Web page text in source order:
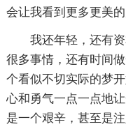
会让我看到更多更美的
我还年轻，还有
很多事情，还有时间
个看似不切实际的梦
心和勇气一点一点地
是一个艰辛，甚至是